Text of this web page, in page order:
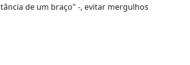
de um braço" -, evitar mergulhos